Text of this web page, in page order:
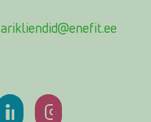
arikliendid@enefit.ee